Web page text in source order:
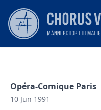
Opéra-Comique Paris
10 Jun 1991